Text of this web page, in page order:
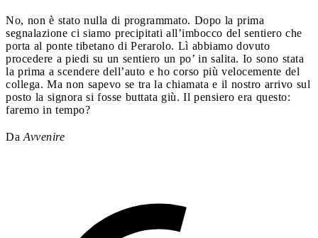
No, non è stato nulla di programmato. Dopo la prima
segnalazione ci siamo precipitati all’imbocco del sentiero che
porta al ponte tibetano di Perarolo. Lì abbiamo dovuto
procedere a piedi su un sentiero un po’ in salita. Io sono stata
la prima a scendere dell’auto e ho corso più velocemente del
collega. Ma non sapevo se tra la chiamata e il nostro arrivo sul
posto la signora si fosse buttata giù. Il pensiero era questo:
faremo in tempo?
Da Avvenire